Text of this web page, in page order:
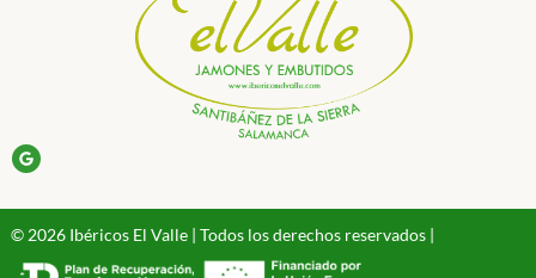
© 2026 Ibéricos El Valle | Todos los derechos reservados |